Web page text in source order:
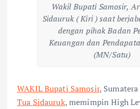
Wakil Bupati Samosir,
Sidauruk ( Kiri ) saat
dengan pihak Badan
Keuangan dan
(MN/Satu)
WAKIL Bupati Samosir,
Tua Sidauruk, memimpin High